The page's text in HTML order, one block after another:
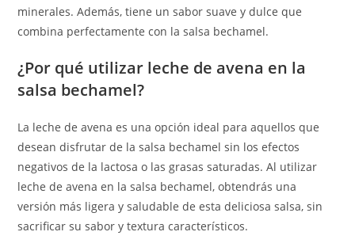
minerales. Además, tiene un sabor suave y dulce que
combina perfectamente con la salsa bechamel.
¿Por qué utilizar leche de avena en la
salsa bechamel?
La leche de avena es una opción ideal para aquellos que
desean disfrutar de la salsa bechamel sin los efectos
negativos de la lactosa o las grasas saturadas. Al utilizar
leche de avena en la salsa bechamel, obtendrás una
versión más ligera y saludable de esta deliciosa salsa, sin
sacrificar su sabor y textura característicos.